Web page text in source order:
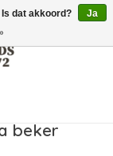
beker
dat akkoord?
Ja